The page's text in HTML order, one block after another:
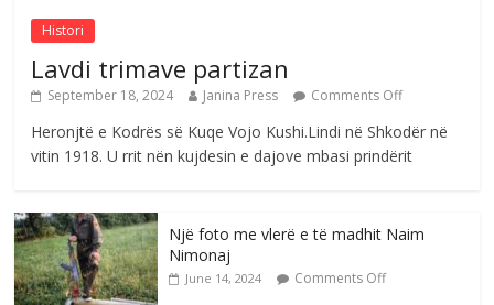
Histori
Lavdi trimave partizan
September 18, 2024 Janina Press Comments Off
Heronjtë e Kodrës së Kuqe Vojo Kushi.Lindi në Shkodër në
vitin 1918. U rrit nën kujdesin e dajove mbasi prindërit
Një foto me vlerë e të madhit Naim
Nimonaj
June 14, 2024 Comments Off